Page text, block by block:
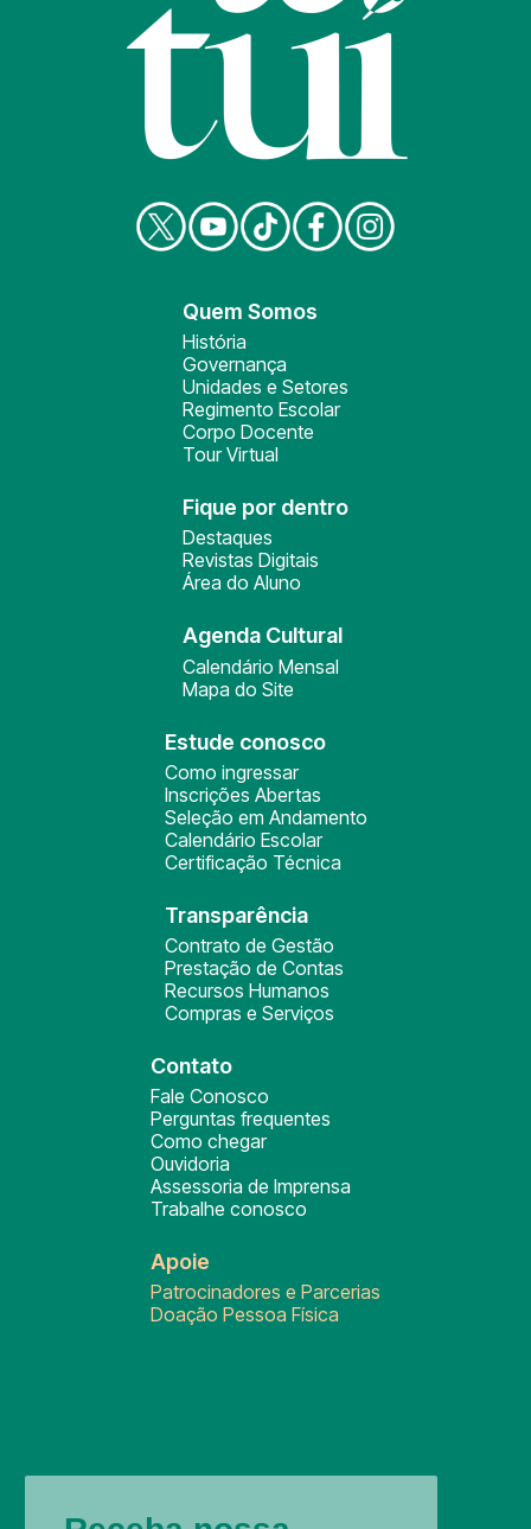
Quem Somos
História
Governança
Unidades e Setores
Regimento Escolar
Corpo Docente
Tour Virtual
Fique por dentro
Destaques
Revistas Digitais
Área do Aluno
Agenda Cultural
Calendário Mensal
Mapa do Site
Estude conosco
Como ingressar
Inscrições Abertas
Seleção em Andamento
Calendário Escolar
Certificação Técnica
Transparência
Contrato de Gestão
Prestação de Contas
Recursos Humanos
Compras e Serviços
Contato
Fale Conosco
Perguntas frequentes
Como chegar
Ouvidoria
Assessoria de Imprensa
Trabalhe conosco
Apoie
Patrocinadores e Parcerias
Doação Pessoa Física